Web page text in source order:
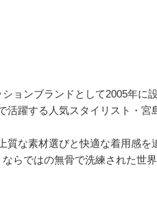
ョンブランドとして2005年に
活躍する人気スタイリスト・宮
質な素材選びと快適な着用感
らではの無骨で洗練された世